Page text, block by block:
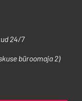
24/7
büroomaja 2)